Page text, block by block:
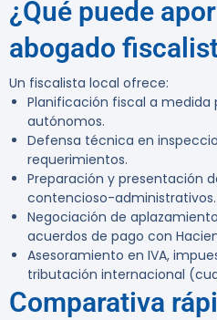
¿Qué puede
abogado
Un fiscalista local ofrece:
Planificación fiscal a medida
autónomos.
Defensa técnica en
requerimientos.
Preparación y presentación
contencioso-administrativos.
Negociación de
acuerdos de pago con
Asesoramiento en IVA,
tributación internacional
Comparativa